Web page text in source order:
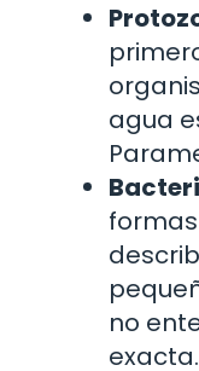
agua
no
exacta.